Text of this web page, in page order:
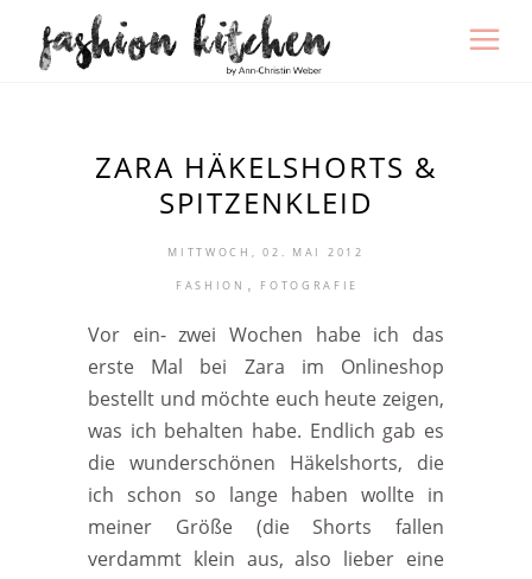
ZARA HÄKELSHORTS &
SPITZENKLEID
MITTWOCH, 02. MAI 2012
FASHION , FOTOGRAFIE
Vor ein- zwei Wochen habe ich das
erste Mal bei Zara im Onlineshop
bestellt und möchte euch heute zeigen,
was ich behalten habe. Endlich gab es
die wunderschönen Häkelshorts, die
ich schon so lange haben wollte in
meiner Größe (die Shorts fallen
verdammt klein aus, also lieber eine